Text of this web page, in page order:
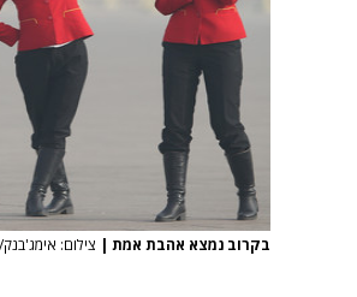
בקרוב נמצא אהבת אמת | צילום: אימג'בנק/GettyImages